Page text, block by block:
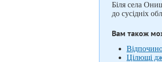
Біля села
до сусідніх
Вам також
Цілющі